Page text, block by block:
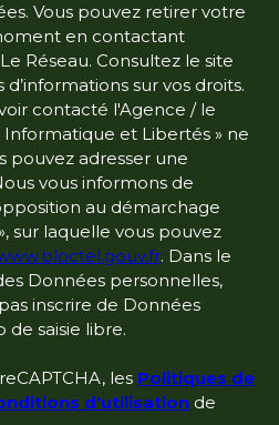
Vous pouvez retirer votre
en contactant
Réseau. Consultez le site
sur vos droits.
contacté l'Agence / le
Informatique et Libertés » ne
pouvez adresser une
vous informons de
au démarchage
sur laquelle vous pouvez
. Dans le
Données personnelles,
inscrire de Données
de saisie libre.
les Politiques de
d'utilisation de